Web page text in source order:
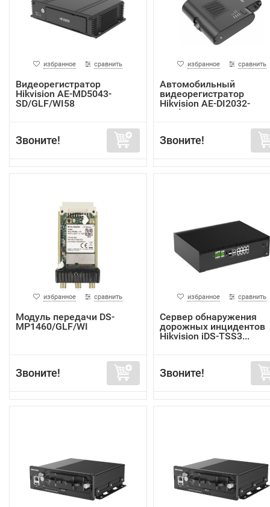
избранное сравнить
Видеорегистратор
Hikvision AE-MD5043-
SD/GLF/WI58
Звоните!
избранное сравнить
Автомобильный
видеорегистратор
Hikvision AE-DI2032-
G40(In...
Звоните!
избранное сравнить
Модуль передачи DS-
MP1460/GLF/WI
Звоните!
избранное сравнить
Сервер обнаружения
дорожных инцидентов
Hikvision iDS-TSS3...
Звоните!